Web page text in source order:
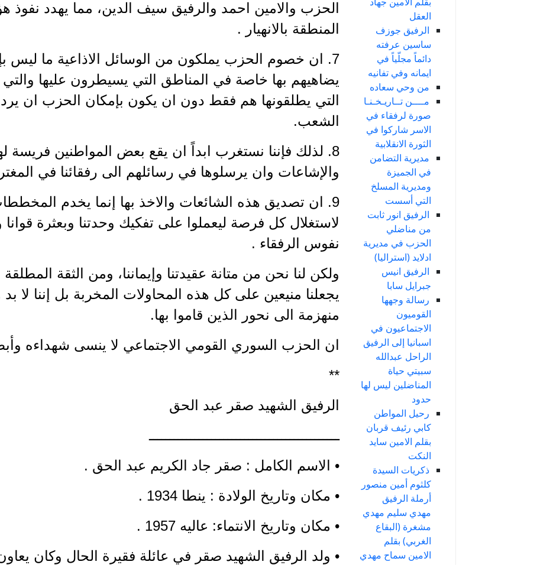
العقل
الرفيق جوزف
ساسين عرفته
دائماً مجلّياً في
ايمانه وفي تفانيه
من وحي سعاده
مــــن تــاريـخـنـا
صورة لرفقاء في
الاسر شاركوا في
الثورة الانقلابية
مديرية التضامن
في الجميزة
ومديرية المسلخ
التي أسست
الرفيق انور ثابت
من مناضلي
الحزب في مديرية
ادلايد (استراليا)
الرفيق انيس
جبرايل سابا
رسالة وجهها
القوميون
الاجتماعيون في
اسبانيا إلى الرفيق
الراحل عبدالله
سبيتي حياة
المناضلين ليس لها
حدود
رحيل المواطن
كابي رئيف قربان
بقلم الامين سايد
النكت
ذكريات السيدة
كلثوم أمين منصور
أرملة الرفيق
مهدي سليم مهدي
مشغرة (البقاع
الغربي) بقلم
الامين سماح مهدي
الحزب والامين احمد والرفيق سيف الدين، مما يهدد نفوذ
المنطقة بالانهيار .
7. ان خصوم الحزب يملكون من الوسائل الاذاعية ما ليس
يضاهيهم بها خاصة في المناطق التي يسيطرون عليها
التي يطلقونها هم فقط دون ان يكون بإمكان الحزب ان
الشعب.
8. لذلك فإننا نستغرب ابداً ان يقع بعض المواطنين فريسة
والإشاعات وان يرسلوها في رسائلهم الى رفقائنا في
9. ان تصديق هذه الشائعات والاخذ بها إنما يخدم
لاستغلال كل فرصة ليعملوا على تفكيك وحدتنا وبعثرة
نفوس الرفقاء .
ولكن لنا نحن من متانة عقيدتنا وإيماننا، ومن الثقة المطلقة
يجعلنا منيعين على كل هذه المحاولات المخربة بل إننا لا
منهزمة الى نحور الذين قاموا بها.
ان الحزب السوري القومي الاجتماعي لا ينسى شهداءه
**
الرفيق الشهيد صقر عبد الحق
ــــــــــــــــــــــــــــــــــــــــــــــ
• الاسم الكامل : صقر جاد الكريم عبد الحق .
• مكان وتاريخ الولادة : ينطا 1934 .
• مكان وتاريخ الانتماء: عاليه 1957 .
• ولد الرفيق الشهيد صقر في عائلة فقيرة الحال وكان